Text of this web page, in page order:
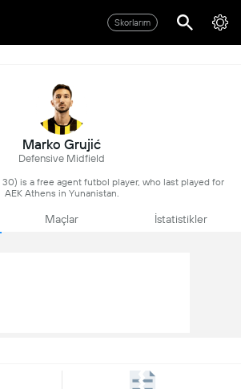
Skorlarım
Marko Grujić
Defensive Midfield
30) is a free agent futbol player, who last played for
AEK Athens in Yunanistan.
Maçlar İstatistikler